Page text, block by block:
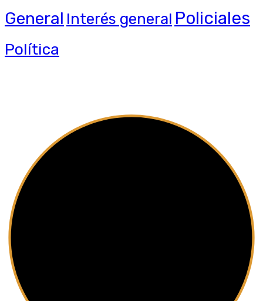
General Interés general Policiales
Política